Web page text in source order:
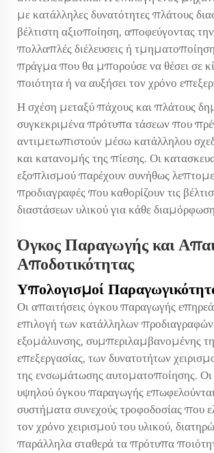
με κατάλληλες δυνατότητες πλάτους
βέλτιστη αξιοποίηση, αποφεύγοντας
πολλαπλές διέλευσεις ή
πράγμα που θα μπορούσε να θέσει σε
ποιότητα ή να αυξήσει τον χρόνο
Η σχέση μεταξύ πάχους και πλάτους
συγκεκριμένα πρότυπα τάσεων που
αντιμετωπιστούν μέσω κατάλληλου
και κατανομής της πίεσης. Οι
εξοπλισμού παρέχουν συνήθως
προδιαγραφές που καθορίζουν τις
διαστάσεων υλικού για κάθε
Όγκος Παραγωγής και
Αποδοτικότητας
Υπολογισμοί
Οι απαιτήσεις όγκου παραγωγής
επιλογή των κατάλληλων
εξομάλυνσης, συμπεριλαμβανομένης
επεξεργασίας, των δυνατοτήτων
της ενσωμάτωσης αυτοματοποίησης. Οι
υψηλού όγκου παραγωγής
συστήματα συνεχούς τροφοδοσίας που
τον χρόνο χειρισμού του υλικού,
παράλληλα σταθερά τα πρότυπα